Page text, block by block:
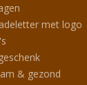
met logo
& gezond